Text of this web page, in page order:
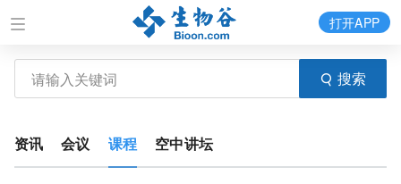
搜索
打开APP
资讯 会议 课程 空中讲坛